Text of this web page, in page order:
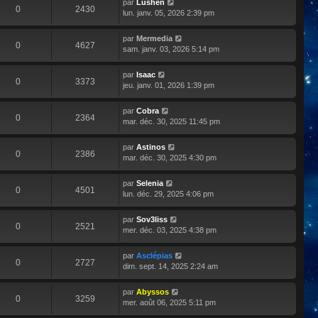
0 2430
par Lushen
lun. janv. 05, 2026 2:39 pm
0 4627
par Mermedia
sam. janv. 03, 2026 5:14 pm
0 3373
par Isaac
jeu. janv. 01, 2026 1:39 pm
0 2364
par Cobra
mar. déc. 30, 2025 11:45 pm
0 2386
par Astinos
mar. déc. 30, 2025 4:30 pm
0 4501
par Selenia
lun. déc. 29, 2025 4:06 pm
0 2521
par Sov3liss
mer. déc. 03, 2025 4:38 pm
0 2727
par Asclépias
dim. sept. 14, 2025 2:24 am
0 3259
par Abyssos
mer. août 06, 2025 5:11 pm